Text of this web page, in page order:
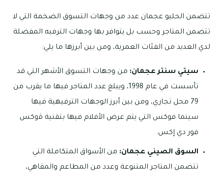
تتضمن الحليو عجمان عدد من وجهات التسوق الضخمة التي لا
تتضمن المتاجر وحسب بل يتوافر بها وجهات الترفيه المفضلة
لدي العديد من الفئات العمرية، ومن بين أبرزها ما يلي:
سيتي سنتر عجمان: من وجهات التسوق الأشهر التي قد
تأسست في عام 1998، ويبلغ عدد المتاجر فيها ما يقرب من
79 محل تجاري، ومن بين أبرز الوجهات الترفيهية فيها
سينما فوكس التي يتم عرض الأفلام فيها بتقنية ﭬوكس
فور دي إكس.
السوق الصيني عجمان: من الأسواق المتكاملة التي
تتضمن المتاجر المتنوعة وعدد من المطاعم والمقاهي،